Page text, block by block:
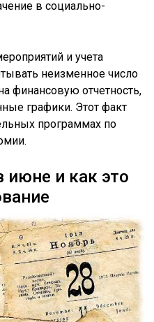
в социально-
и учета
неизменное число
финансовую отчетность,
графики. Этот факт
программах по
июне и как это